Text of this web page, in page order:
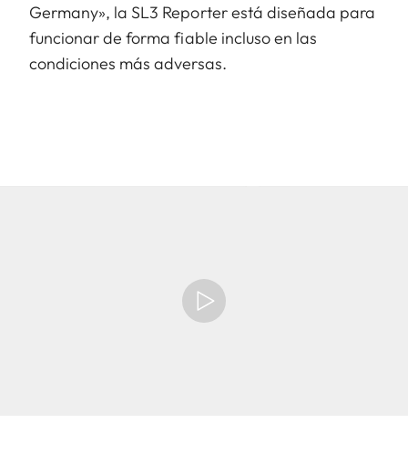
Germany», la SL3 Reporter está diseñada para
funcionar de forma fiable incluso en las
condiciones más adversas.